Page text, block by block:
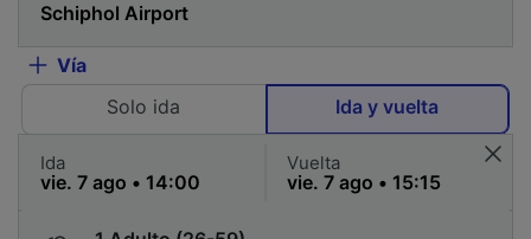
Vía
Solo ida
Ida y vuelta
Ida Vuelta